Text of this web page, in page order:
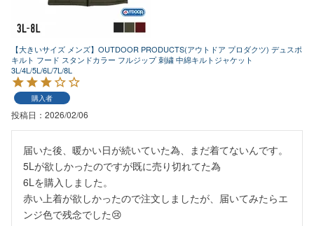
【大きいサイズ メンズ】OUTDOOR PRODUCTS(アウトドア プロダクツ) デュスポ
キルト フード スタンドカラー フルジップ 刺繍 中綿キルトジャケット
3L/4L/5L/6L/7L/8L
購入者
投稿日 2026/02/06
届いた後、暖かい日が続いていた為、まだ着てないんです。
5Lが欲しかったのですが既に売り切れてた為
6Lを購入しました。
赤い上着が欲しかったので注文しましたが、届いてみたらエ
ンジ色で残念でした😢